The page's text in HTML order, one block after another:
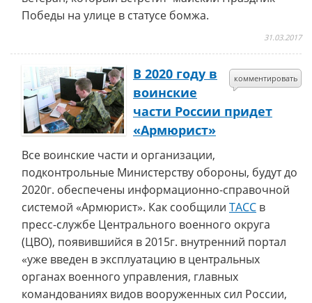
Победы на улице в статусе бомжа.
31.03.2017
комментировать
В 2020 году в
воинские
части России придет
«Армюрист»
Все воинские части и организации,
подконтрольные Министерству обороны, будут до
2020г. обеспечены информационно-справочной
системой «Армюрист». Как сообщили ТАСС в
пресс-службе Центрального военного округа
(ЦВО), появившийся в 2015г. внутренний портал
«уже введен в эксплуатацию в центральных
органах военного управления, главных
командованиях видов вооруженных сил России,